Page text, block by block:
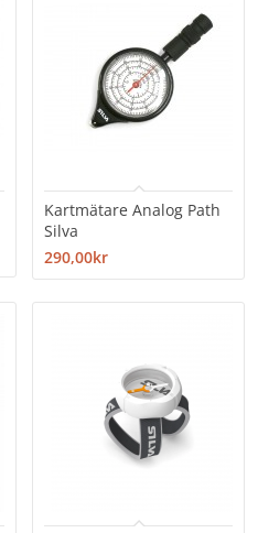
Kartmätare Analog Path
Silva
290,00kr